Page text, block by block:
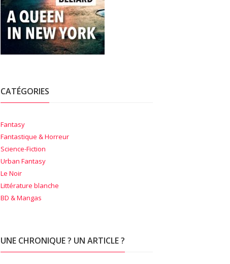
CATÉGORIES
Fantasy
Fantastique & Horreur
Science-Fiction
Urban Fantasy
Le Noir
Littérature blanche
BD & Mangas
UNE CHRONIQUE ? UN ARTICLE ?